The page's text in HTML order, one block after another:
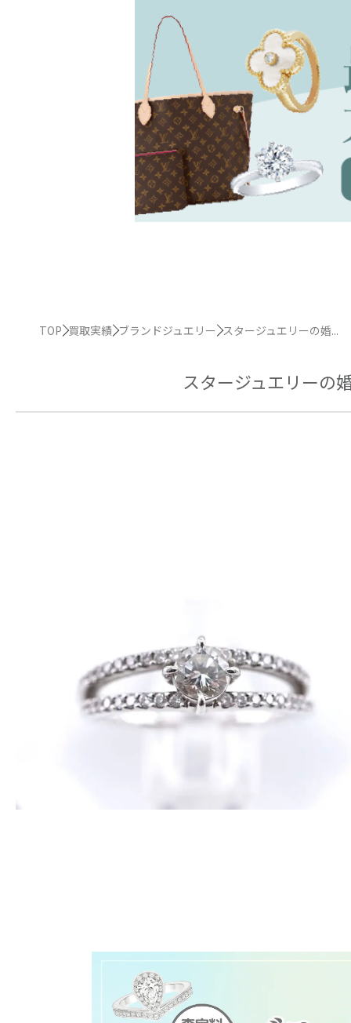
TOP 買取実績 ブランドジュエリー スタージュエリーの婚...
スタージュエリーの